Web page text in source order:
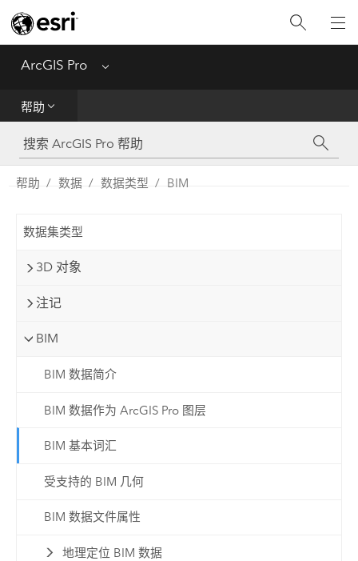
ArcGIS Pro Menu
帮助
工具参考
Python
帮助 数据 数据类型 BIM
数据集类型
3D 对象
注记
BIM
BIM 数据简介
BIM 数据作为 ArcGIS Pro 图层
BIM 基本词汇
受支持的 BIM 几何
BIM 数据文件属性
地理定位 BIM 数据